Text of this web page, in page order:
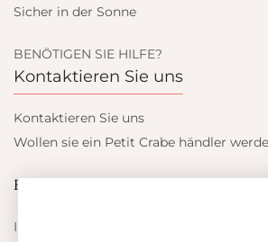
Sicher in der Sonne
BENÖTIGEN SIE HILFE?
Kontaktieren Sie uns
Kontaktieren Sie uns
Wollen sie ein Petit Crabe händler
Blieb auf dem laufenden
Informieren Sie sich über die neuesten